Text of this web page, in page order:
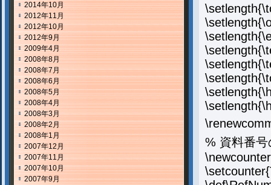
2014年10月
2012年11月
2012年10月
2012年9月
2009年4月
2008年8月
2008年7月
2008年6月
2008年5月
2008年4月
2008年3月
2008年2月
2008年1月
2007年12月
2007年11月
2007年10月
2007年9月
% 資料番号